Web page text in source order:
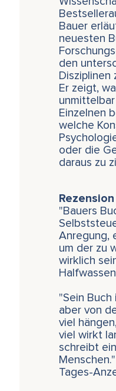
Bauer
neuesten
den
Disziplinen
Er zeigt,
Einzelnen
welche
oder die
daraus zu
Rezension
"Bauers
Anregung,
um der zu
wirklich
"Sein Buch
aber von
viel
viel wirkt
schreibt
Tages-